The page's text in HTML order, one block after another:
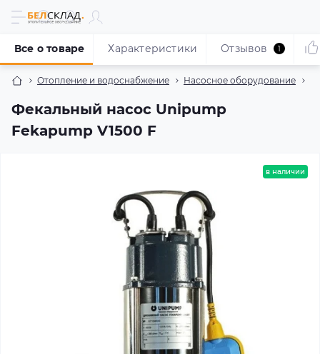
Отопление и водоснабжение Насосное оборудование
Фекальный насос Unipump
Fekapump V1500 F
Все о товаре Характеристики Отзывов 1
в наличии